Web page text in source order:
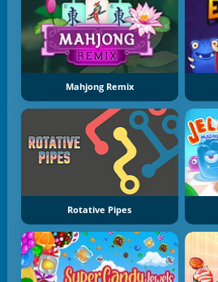
Mahjong Remix
Rotative Pipes